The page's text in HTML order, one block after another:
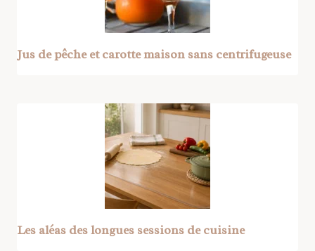
Jus de pêche et carotte maison sans centrifugeuse
Les aléas des longues sessions de cuisine